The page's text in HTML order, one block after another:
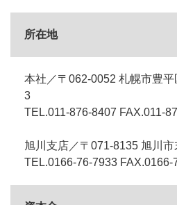
所在地
本社／〒062-0052 札幌市豊
3
TEL.011-876-8407 FAX.011-
旭川支店／〒071-8135 旭川
TEL.0166-76-7933 FAX.0166-